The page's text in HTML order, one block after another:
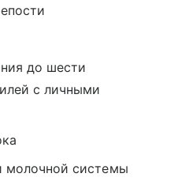
до шести
с личными
молочной системы